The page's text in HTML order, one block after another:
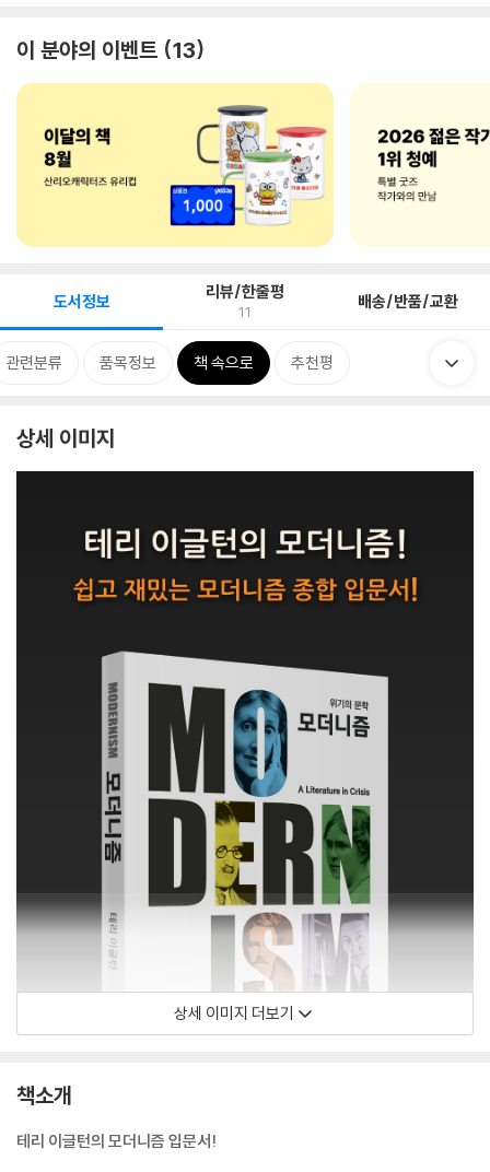
이 분야의 이벤트 13
도서정보 리뷰/한줄평
11 배송/반품/교환
관련분류 품목정보 책 속으로 추천평
상세 이미지
상세 이미지 더보기
책소개
테리 이글턴의 모더니즘 입문서!